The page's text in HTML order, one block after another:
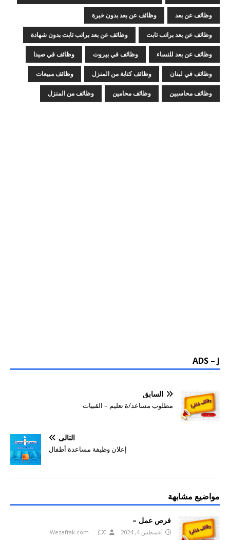
وظائف عن بعد وظائف عن بعد بدون خبرة
وظائف عن بعد براتب ثابت وظائف عن بعد براتب ثابت بدون شهادة
وظائف عن بعد للنساء وظائف في بيروت وظائف في صيدا
وظائف في لبنان وظائف كتابة من المنزل وظائف مبيعات
وظائف محاسبين وظائف محامين وظائف من المنزل
ADS – J
السابق
مطلوب مساعد/ة تعليم – القبيات
التالي
إعلان وظيفة مساعدة أطفال
مواضيع مشابهة
فرص عمل –
أغسطس 4, 2024 Wezaftak.com 0